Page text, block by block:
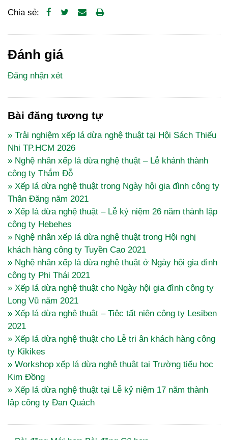
Chia sẻ:
Đánh giá
Đăng nhận xét
Bài đăng tương tự
» Trải nghiệm xếp lá dừa nghệ thuật tại Hội Sách Thiếu
Nhi TP.HCM 2026
» Nghệ nhân xếp lá dừa nghệ thuật – Lễ khánh thành
công ty Thắm Đỗ
» Xếp lá dừa nghệ thuật trong Ngày hội gia đình công ty
Thân Đăng năm 2021
» Xếp lá dừa nghệ thuật – Lễ kỷ niệm 26 năm thành lập
công ty Hebehes
» Nghệ nhân xếp lá dừa nghệ thuật trong Hội nghị
khách hàng công ty Tuyền Cao 2021
» Nghệ nhân xếp lá dừa nghệ thuật ở Ngày hội gia đình
công ty Phi Thái 2021
» Xếp lá dừa nghệ thuật cho Ngày hội gia đình công ty
Long Vũ năm 2021
» Xếp lá dừa nghệ thuật – Tiệc tất niên công ty Lesiben
2021
» Xếp lá dừa nghệ thuật cho Lễ tri ân khách hàng công
ty Kikikes
» Workshop xếp lá dừa nghệ thuật tại Trường tiểu học
Kim Đồng
» Xếp lá dừa nghệ thuật tại Lễ kỷ niệm 17 năm thành
lập công ty Đan Quách